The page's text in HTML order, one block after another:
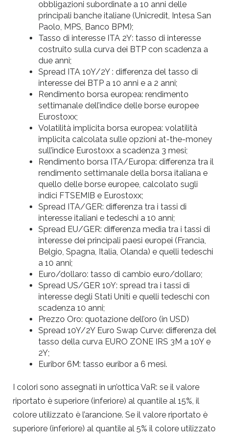
obbligazioni subordinate a 10 anni delle
principali banche italiane (Unicredit, Intesa San
Paolo, MPS, Banco BPM);
Tasso di interesse ITA 2Y: tasso di interesse
costruito sulla curva dei BTP con scadenza a
due anni;
Spread ITA 10Y/2Y : differenza del tasso di
interesse dei BTP a 10 anni e a 2 anni;
Rendimento borsa europea: rendimento
settimanale dell’indice delle borse europee
Eurostoxx;
Volatilità implicita borsa europea: volatilità
implicita calcolata sulle opzioni at-the-money
sull’indice Eurostoxx a scadenza 3 mesi;
Rendimento borsa ITA/Europa: differenza tra il
rendimento settimanale della borsa italiana e
quello delle borse europee, calcolato sugli
indici FTSEMIB e Eurostoxx;
Spread ITA/GER: differenza tra i tassi di
interesse italiani e tedeschi a 10 anni;
Spread EU/GER: differenza media tra i tassi di
interesse dei principali paesi europei (Francia,
Belgio, Spagna, Italia, Olanda) e quelli tedeschi
a 10 anni;
Euro/dollaro: tasso di cambio euro/dollaro;
Spread US/GER 10Y: spread tra i tassi di
interesse degli Stati Uniti e quelli tedeschi con
scadenza 10 anni;
Prezzo Oro: quotazione dell’oro (in USD)
Spread 10Y/2Y Euro Swap Curve: differenza del
tasso della curva EURO ZONE IRS 3M a 10Y e
2Y;
Euribor 6M: tasso euribor a 6 mesi.
I colori sono assegnati in un’ottica VaR: se il valore
riportato è superiore (inferiore) al quantile al 15%, il
colore utilizzato è l’arancione. Se il valore riportato è
superiore (inferiore) al quantile al 5% il colore utilizzato